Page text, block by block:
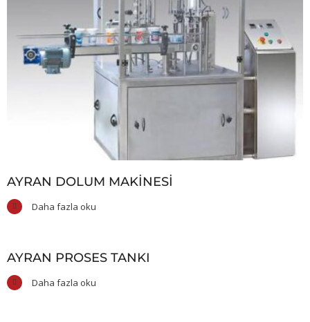
AYRAN DOLUM MAKINESI
Daha fazla oku
AYRAN PROSES TANKI
Daha fazla oku